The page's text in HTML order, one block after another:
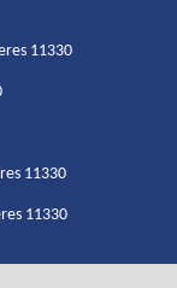
11330
11330
11330